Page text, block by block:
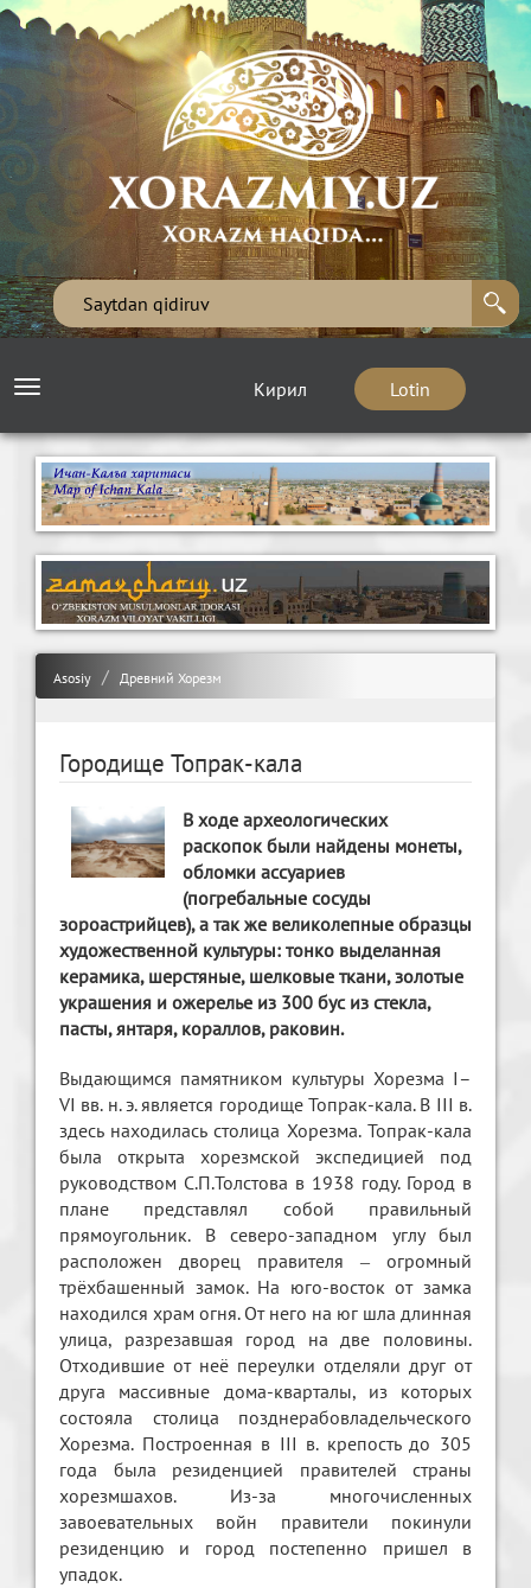
Кирил Lotin
Toggle
Asosiy Древний Хорезм
Городище Топрак-кала
В ходе археологических
раскопок были найдены монеты,
обломки ассуариев
(погребальные сосуды
зороастрийцев), а так же великолепные образцы
художественной культуры: тонко выделанная
керамика, шерстяные, шелковые ткани, золотые
украшения и ожерелье из 300 бус из стекла,
пасты, янтаря, кораллов, раковин.
Выдающимся памятником культуры Хорезма I–
VI вв. н. э. является городище Топрак-кала. В III в.
здесь находилась столица Хорезма. Топрак-кала
была открыта хорезмской экспедицией под
руководством С.П.Толстова в 1938 году. Город в
плане представлял собой правильный
прямоугольник. В северо-западном углу был
расположен дворец правителя ‒ огромный
трёхбашенный замок. На юго-восток от замка
находился храм огня. От него на юг шла длинная
улица, разрезавшая город на две половины.
Отходившие от неё переулки отделяли друг от
друга массивные дома-кварталы, из которых
состояла столица позднерабовладельческого
Хорезма. Построенная в III в. крепость до 305
года была резиденцией правителей страны
хорезмшахов. Из-за многочисленных
завоевательных войн правители покинули
резиденцию и город постепенно пришел в
упадок.